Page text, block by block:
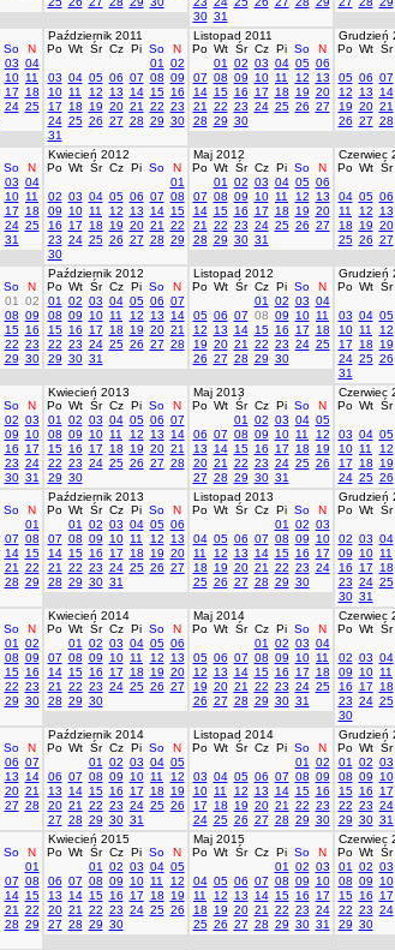
30 31
So
N
03 04
10 11
17
18
24 25
Październik 2011
Po Wt Śr Cz Pi So
N
01
02
03 04 05 06 07 08 09
10 11 12 13 14 15 16
17
18 19 20 21 22 23
24 25 26 27 28 29 30
31
Listopad 2011
Po Wt Śr Cz Pi So
N
01
02 03 04 05 06
07 08 09 10 11 12
13
14 15 16 17 18 19 20
21
22 23 24 25 26 27
28 29 30
Grudzień
Po Wt Śr
05 06 07
12
13 14
19 20 21
26 27 28
So
N
03 04
10 11
17
18
24 25
31
Kwiecień 2012
Po Wt Śr Cz Pi So
N
01
02 03 04 05 06 07 08
09
10 11 12 13 14 15
16
17 18 19 20 21
22
23 24 25 26 27 28 29
30
Maj 2012
Po Wt Śr Cz Pi So
N
01
02 03 04 05 06
07 08 09 10 11 12
13
14 15 16 17 18 19 20
21
22 23 24 25 26 27
28 29 30 31
Czerwiec
Po Wt Śr
04 05 06
11
12 13
18
19 20
25 26 27
So
N
01
02
08 09
15 16
22 23
29 30
Październik 2012
Po Wt Śr Cz Pi So
N
01
02 03 04 05 06 07
08 09 10 11 12 13
14
15 16 17 18 19 20 21
22 23 24 25 26 27 28
29 30 31
Listopad 2012
Po Wt Śr Cz Pi So
N
01
02 03 04
05 06 07 08 09 10 11
12
13 14 15 16 17
18
19 20 21 22 23 24 25
26 27 28 29 30
Grudzień
Po Wt Śr
03 04 05
10 11 12
17
18 19
24 25 26
31
So
N
02 03
09
10
16
17
23 24
30 31
Kwiecień 2013
Po Wt Śr Cz Pi So
N
01
02 03 04 05 06 07
08 09 10 11 12 13
14
15 16 17 18 19 20 21
22 23 24 25 26 27 28
29 30
Maj 2013
Po Wt Śr Cz Pi So
N
01
02 03 04 05
06 07 08 09 10 11
12
13
14 15 16 17 18
19
20 21 22 23 24 25 26
27 28 29 30 31
Czerwiec
Po Wt Śr
03 04 05
10 11 12
17
18 19
24 25 26
So
N
01
07 08
14 15
21
22
28 29
Październik 2013
Po Wt Śr Cz Pi So
N
01
02 03 04 05 06
07 08 09 10 11 12
13
14 15 16 17 18 19 20
21
22 23 24 25 26 27
28 29 30 31
Listopad 2013
Po Wt Śr Cz Pi So
N
01
02 03
04 05 06 07 08 09
10
11
12 13 14 15 16
17
18
19 20 21 22 23 24
25 26 27 28 29 30
Grudzień
Po Wt Śr
02 03 04
09
10 11
16
17 18
23 24 25
30 31
So
N
01
02
08 09
15 16
22 23
29 30
Kwiecień 2014
Po Wt Śr Cz Pi So
N
01
02 03 04 05 06
07 08 09 10 11 12
13
14 15 16 17 18 19 20
21
22 23 24 25 26 27
28 29 30
Maj 2014
Po Wt Śr Cz Pi So
N
01
02 03 04
05 06 07 08 09 10 11
12
13 14 15 16 17
18
19 20 21 22 23 24 25
26 27 28 29 30 31
Czerwiec
Po Wt Śr
02 03 04
09
10 11
16
17 18
23 24 25
30
So
N
06 07
13
14
20 21
27 28
Październik 2014
Po Wt Śr Cz Pi So
N
01
02 03 04 05
06 07 08 09 10 11
12
13
14 15 16 17 18
19
20 21 22 23 24 25 26
27 28 29 30 31
Listopad 2014
Po Wt Śr Cz Pi So
N
01
02
03 04 05 06 07 08 09
10 11 12 13 14 15 16
17
18 19 20 21 22 23
24 25 26 27 28 29 30
Grudzień
Po Wt Śr
01
02 03
08 09 10
15 16 17
22 23 24
29 30 31
So
N
01
07 08
14 15
21
22
28 29
Kwiecień 2015
Po Wt Śr Cz Pi So
N
01
02 03 04 05
06 07 08 09 10 11
12
13
14 15 16 17 18
19
20 21 22 23 24 25 26
27 28 29 30
Maj 2015
Po Wt Śr Cz Pi So
N
01
02 03
04 05 06 07 08 09
10
11
12 13 14 15 16
17
18
19 20 21 22 23 24
25 26 27 28 29 30 31
Czerwiec
Po Wt Śr
01
02 03
08 09 10
15 16 17
22 23 24
29 30